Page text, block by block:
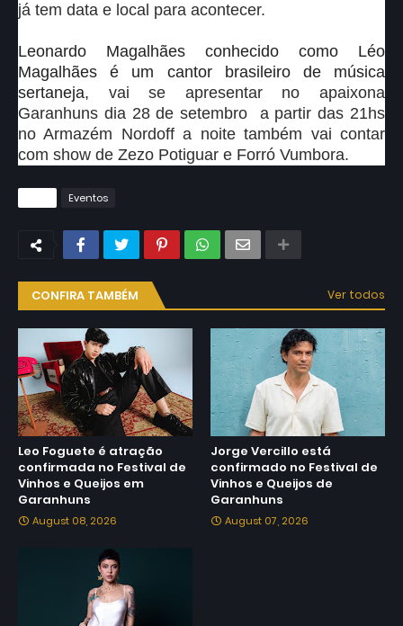
já tem data e local para acontecer.
Leonardo Magalhães conhecido como Léo
Magalhães é um cantor brasileiro de música
sertaneja, vai se apresentar no apaixona
Garanhuns dia 28 de setembro a partir das 21hs
no Armazém Nordoff a noite também vai contar
com show de Zezo Potiguar e Forró Vumbora.
Eventos
CONFIRA TAMBÉM Ver todos
Leo Foguete é atração
confirmada no Festival de
Vinhos e Queijos em
Garanhuns
August 08, 2026
Jorge Vercillo está
confirmado no Festival de
Vinhos e Queijos de
Garanhuns
August 07, 2026